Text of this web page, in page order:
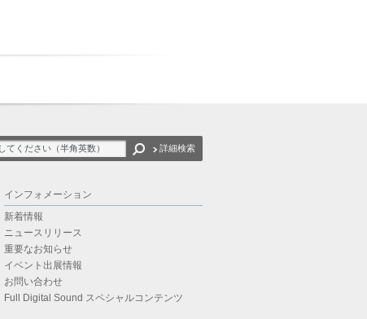
詳細検索
インフォメーション
新着情報
ニュースリリース
重要なお知らせ
イベント出展情報
お問い合わせ
Full Digital Sound スペシャルコンテンツ